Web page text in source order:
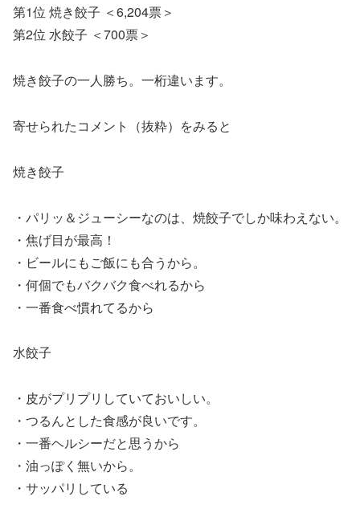
第1位 焼き餃子 ＜6,204票＞
第2位 水餃子 ＜700票＞
焼き餃子の一人勝ち。一桁違います。
寄せられたコメント（抜粋）をみると
焼き餃子
・パリッ＆ジューシーなのは、焼餃子でしか味わえない。
・焦げ目が最高！
・ビールにもご飯にも合うから。
・何個でもバクバク食べれるから
・一番食べ慣れてるから
水餃子
・皮がプリプリしていておいしい。
・つるんとした食感が良いです。
・一番ヘルシーだと思うから
・油っぽく無いから。
・サッパリしている